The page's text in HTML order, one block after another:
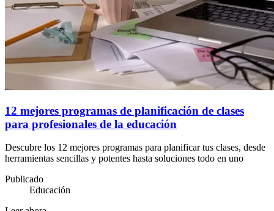
12 mejores programas de planificación de clases
para profesionales de la educación
Descubre los 12 mejores programas para planificar tus clases, desde
herramientas sencillas y potentes hasta soluciones todo en uno
Publicado
Educación